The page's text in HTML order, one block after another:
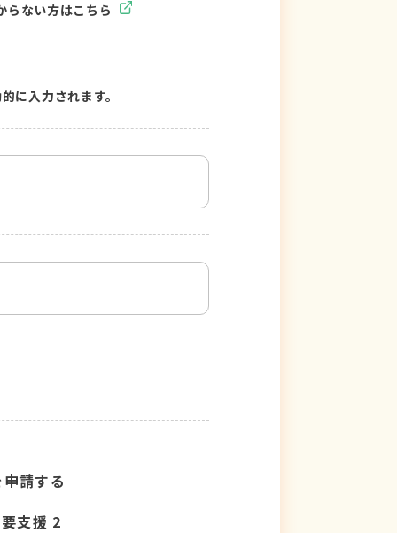
らない方はこちら
に入力されます。
請する
要支援 2